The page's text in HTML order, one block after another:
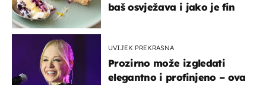
baš osvježava i jako je fin
UVIJEK PREKRASNA
Prozirno može izgledati
elegantno i profinjeno – ova